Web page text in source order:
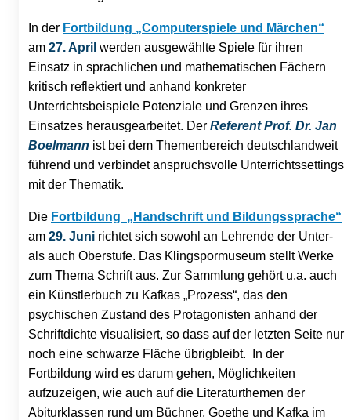
In der Fortbildung „Computerspiele und Märchen“
am 27. April werden ausgewählte Spiele für ihren
Einsatz in sprachlichen und mathematischen Fächern
kritisch reflektiert und anhand konkreter
Unterrichtsbeispiele Potenziale und Grenzen ihres
Einsatzes herausgearbeitet. Der Referent Prof. Dr. Jan
Boelmann ist bei dem Themenbereich deutschlandweit
führend und verbindet anspruchsvolle Unterrichtssettings
mit der Thematik.
Die Fortbildung „Handschrift und Bildungssprache“
am 29. Juni richtet sich sowohl an Lehrende der Unter-
als auch Oberstufe. Das Klingspormuseum stellt Werke
zum Thema Schrift aus. Zur Sammlung gehört u.a. auch
ein Künstlerbuch zu Kafkas „Prozess“, das den
psychischen Zustand des Protagonisten anhand der
Schriftdichte visualisiert, so dass auf der letzten Seite nur
noch eine schwarze Fläche übrigbleibt. In der
Fortbildung wird es darum gehen, Möglichkeiten
aufzuzeigen, wie auch auf die Literaturthemen der
Abiturklassen rund um Büchner, Goethe und Kafka im